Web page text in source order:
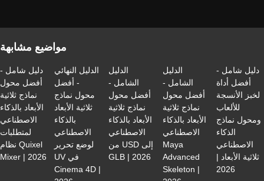
مواضيع مشابهة
دليل شامل -
أفضل محول
نماذج ثلاثية
الأبعاد بالذكاء
الاصطناعي
لمتطلبات
نظام Quixel
Mixer | 2026
الدليل النهائي
- أفضل
محول نماذج
ثلاثية الأبعاد
بالذكاء
الاصطناعي
لوضع تحرير
UV في
Cinema 4D |
الدليل
الشامل -
أفضل محول
نماذج ثلاثية
الأبعاد بالذكاء
الاصطناعي
من USD إلى
GLB | 2026
الدليل
الشامل -
أفضل محول
نماذج ثلاثية
الأبعاد بالذكاء
الاصطناعي
Maya
Advanced
Skeleton |
دليل شامل -
أفضل أداة
لخبز الأنسجة
للألعاب
ومحول نماذج
الذكاء
الاصطناعي
ثلاثية الأبعاد |
2026